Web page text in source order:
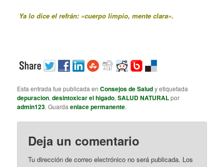
Ya lo dice el refrán: «cuerpo limpio, mente clara».
Esta entrada fue publicada enConsejos de Saludy etiquetada
depuracion,desintoxicar el higado,SALUD NATURALpor
admin123. Guardaenlace permanente.
Deja un comentario
Tu dirección de correo electrónico no será publicada. Los